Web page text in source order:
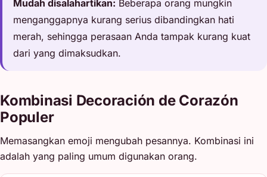
Mudah disalahartikan: Beberapa orang mungkin
menganggapnya kurang serius dibandingkan hati
merah, sehingga perasaan Anda tampak kurang kuat
dari yang dimaksudkan.
Kombinasi Decoración de Corazón
Populer
Memasangkan emoji mengubah pesannya. Kombinasi ini
adalah yang paling umum digunakan orang.